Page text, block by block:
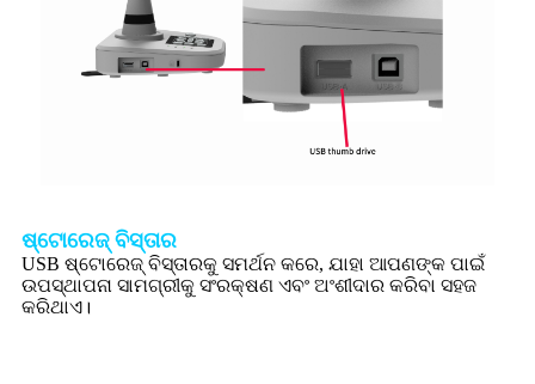
ଷ୍ଟୋରେଜ୍ ବିସ୍ତାର
USB ଷ୍ଟୋରେଜ୍ ବିସ୍ତାରକୁ ସମର୍ଥନ କରେ, ଯାହା ଆପଣଙ୍କ ପାଇଁ
ଉପସ୍ଥାପନା ସାମଗ୍ରୀକୁ ସଂରକ୍ଷଣ ଏବଂ ଅଂଶୀଦାର କରିବା ସହଜ
କରିଥାଏ।